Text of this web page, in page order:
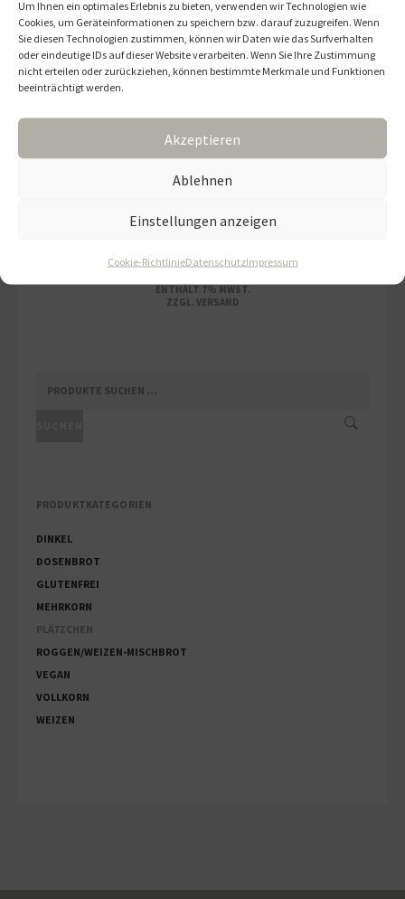
Um Ihnen ein optimales Erlebnis zu bieten, verwenden wir Technologien wie
Cookies, um Geräteinformationen zu speichern bzw. darauf zuzugreifen. Wenn
Sie diesen Technologien zustimmen, können wir Daten wie das Surfverhalten
oder eindeutige IDs auf dieser Website verarbeiten. Wenn Sie Ihre Zustimmung
nicht erteilen oder zurückziehen, können bestimmte Merkmale und Funktionen
beeinträchtigt werden.
Akzeptieren
Ablehnen
Einstellungen anzeigen
Cookie-RichtlinieDatenschutzImpressum
8,36€
INKL. MWST.
ENTHÄLT 7% MWST.
9,68
INKL. MWST.
ENTHÄLT 7% MWST.
ZZGL. VERSAND
SUCHEN
PRODUKTKATEGORIEN
DINKEL
DOSENBROT
GLUTENFREI
MEHRKORN
PLÄTZCHEN
ROGGEN/WEIZEN-MISCHBROT
VEGAN
VOLLKORN
WEIZEN